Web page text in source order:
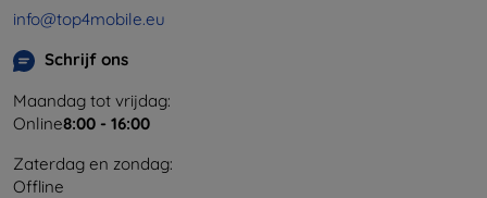
info@top4mobile.eu
Schrijf ons
Maandag tot vrijdag:
Online8:00 - 16:00
Zaterdag en zondag:
Offline